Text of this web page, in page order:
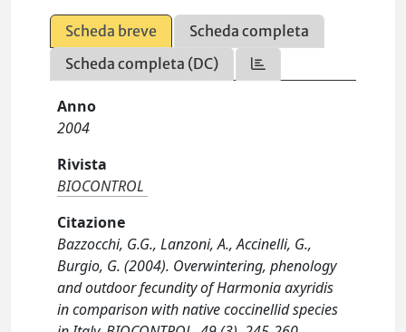
Scheda breve
Scheda completa
Scheda completa (DC)
Anno
2004
Rivista
BIOCONTROL
Citazione
Bazzocchi, G.G., Lanzoni, A., Accinelli, G.,
Burgio, G. (2004). Overwintering, phenology
and outdoor fecundity of Harmonia axyridis
in comparison with native coccinellid species